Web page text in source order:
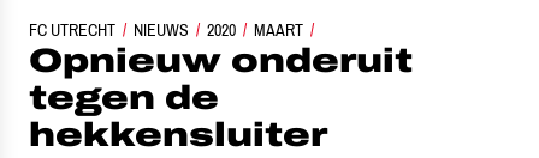
FC UTRECHT NIEUWS 2020 MAART
OPNIEUW ONDERUIT TEGEN DE HEKKENSLUITER
Opnieuw onderuit
tegen de
hekkensluiter